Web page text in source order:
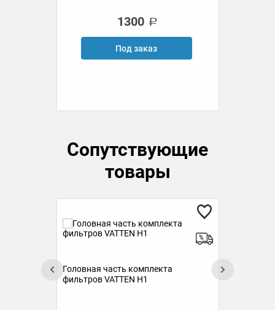
1300
Под заказ
Сопутствующие
товары
Головная часть комплекта
фильтров VATTEN H1